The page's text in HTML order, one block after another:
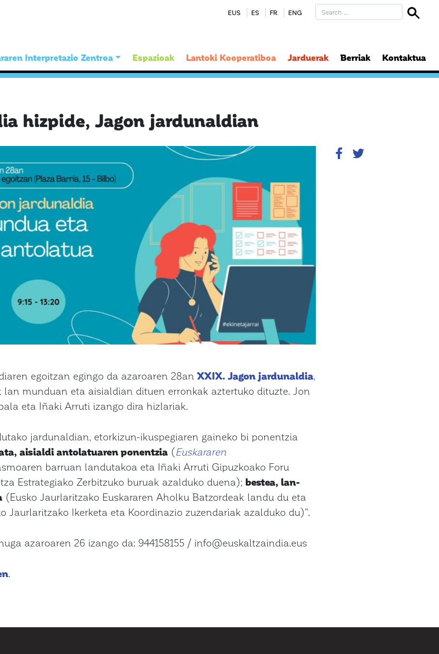
EUS ES FR ENG
Interpretazio Zentroa Espazioak Lantoki Kooperatiboa Jarduerak Berriak Kontaktua
hizpide, Jagon jardunaldian
egoitzan egingo da azaroaren 28an XXIX. Jagon jardunaldia,
lan munduan eta aisialdian dituen erronkak aztertuko dituzte. Jon
eta Iñaki Arruti izango dira hizlariak.
jardunaldian, etorkizun-ikuspegiaren gaineko bi ponentzia
aisialdi antolatuaren ponentzia(Euskararen
barruan landutakoa eta Iñaki Arruti Gipuzkoako Foru
Estrategiako Zerbitzuko buruak azalduko duena); bestea, lan-
(Eusko Jaurlaritzako Euskararen Aholku Batzordeak landu du eta
Jaurlaritzako Ikerketa eta Koordinazio zuzendariak azalduko du)”.
azaroaren 26 izango da: 944158155 / info@euskaltzaindia.eus
.